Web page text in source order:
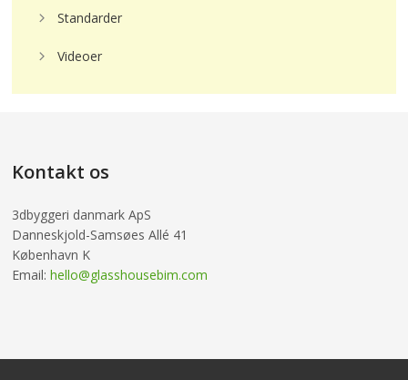
Standarder
Videoer
Kontakt os
3dbyggeri danmark ApS
Danneskjold-Samsøes Allé 41
København K
Email:hello@glasshousebim.com